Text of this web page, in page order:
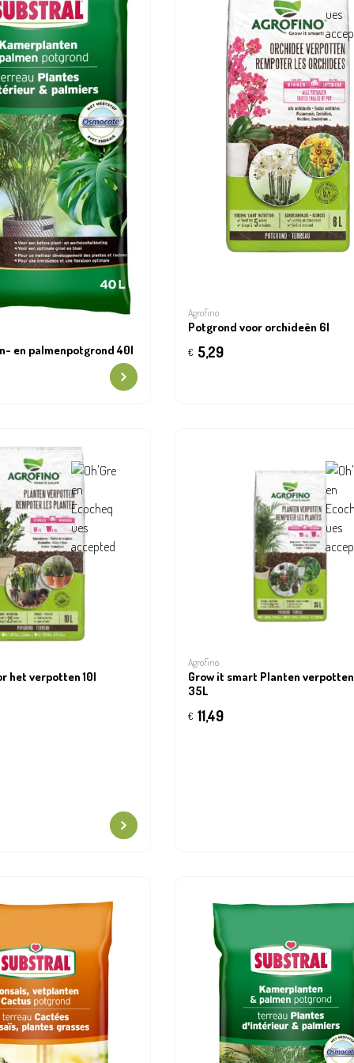
en palmenpotgrond 40l
Agrofino
Potgrond voor orchideën 6l
€ 5,29
het verpotten 10l
Agrofino
Grow it smart Planten verpotten
35L
€ 11,49